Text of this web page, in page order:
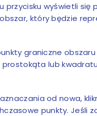
przycisku wyświetli się
który będzie
graniczne
lub
od nowa,
punkty. Jeśli